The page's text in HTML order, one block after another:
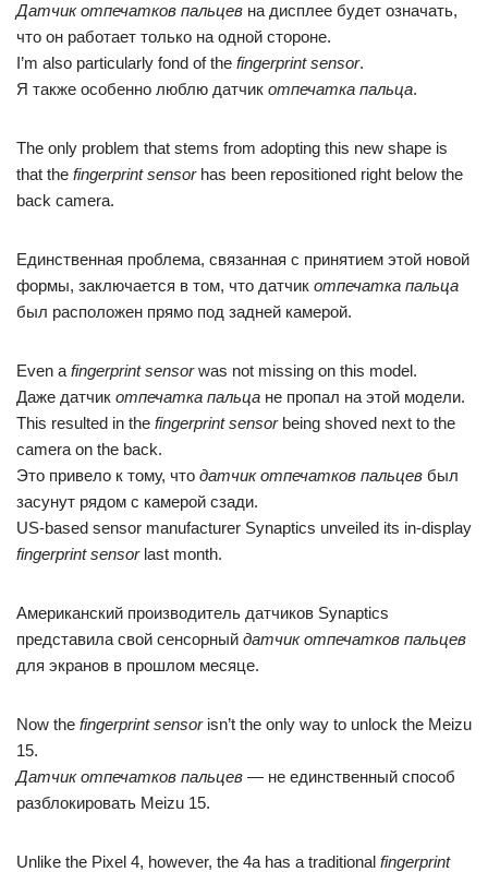
Датчик отпечатков пальцев на дисплее будет означать,
что он работает только на одной стороне.
I’m also particularly fond of the fingerprint sensor.
Я также особенно люблю датчик отпечатка пальца.
The only problem that stems from adopting this new shape is
that the fingerprint sensorhas been repositioned right below the
back camera.
Единственная проблема, связанная с принятием этой новой
формы, заключается в том, что датчик отпечатка пальца
был расположен прямо под задней камерой.
Even a fingerprint sensorwas not missing on this model.
Даже датчик отпечатка пальца не пропал на этой модели.
This resulted in the fingerprint sensorbeing shoved next to the
camera on the back.
Это привело к тому, что датчик отпечатков пальцев был
засунут рядом с камерой сзади.
US-based sensor manufacturer Synaptics unveiled its in-display
fingerprint sensorlast month.
Американский производитель датчиков Synaptics
представила свой сенсорный датчик отпечатков пальцев
для экранов в прошлом месяце.
Now the fingerprint sensorisn’t the only way to unlock the Meizu
15.
Датчик отпечатков пальцев — не единственный способ
разблокировать Meizu 15.
Unlike the Pixel 4, however, the 4a has a traditional fingerprint